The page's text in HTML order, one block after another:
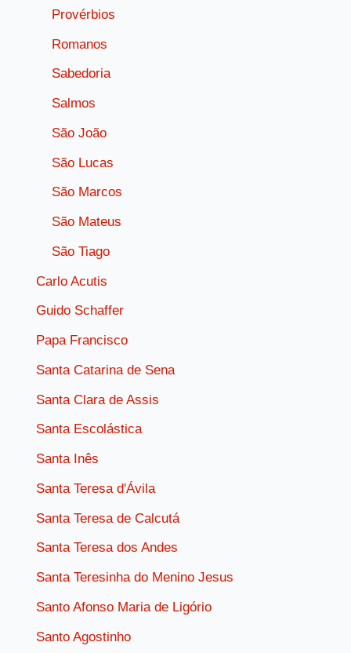
Provérbios
Romanos
Sabedoria
Salmos
São João
São Lucas
São Marcos
São Mateus
São Tiago
Carlo Acutis
Guido Schaffer
Papa Francisco
Santa Catarina de Sena
Santa Clara de Assis
Santa Escolástica
Santa Inês
Santa Teresa d'Ávila
Santa Teresa de Calcutá
Santa Teresa dos Andes
Santa Teresinha do Menino Jesus
Santo Afonso Maria de Ligório
Santo Agostinho